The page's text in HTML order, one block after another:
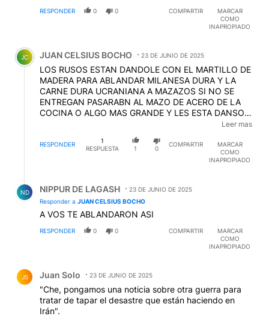
RESPONDER 0 0 COMPARTIR
MARCAR
COMO
INAPROPIADO
Comentario de JUAN CELSIUS BOCHO.
JC JUAN CELSIUS BOCHO 23 DE JUNIO DE 2025
LOS RUSOS ESTAN DANDOLE CON EL MARTILLO DE
MADERA PARA ABLANDAR MILANESA DURA Y LA
CARNE DURA UCRANIANA A MAZAZOS SI NO SE
ENTREGAN PASARABN AL MAZO DE ACERO DE LA
COCINA O ALGO MAS GRANDE Y LES ESTA DANSO
TACTICA DE ABLANDAR CARNE UCRANIANA A
DRONAZOS
EDITADO
Leer mas
RESPONDER
1
RESPUESTA
1 0
COMPARTIR
MARCAR
COMO
INAPROPIADO
ND NIPPUR DE LAGASH
23 DE JUNIO DE 2025
Responder a JUAN CELSIUS BOCHO
A VOS TE ABLANDARON ASI
RESPONDER 0 0 COMPARTIR
MARCAR
COMO
INAPROPIADO
JS Juan Solo 23 DE JUNIO DE 2025
"Che, pongamos una noticia sobre otra guerra para
tratar de tapar el desastre que están haciendo en
Irán".